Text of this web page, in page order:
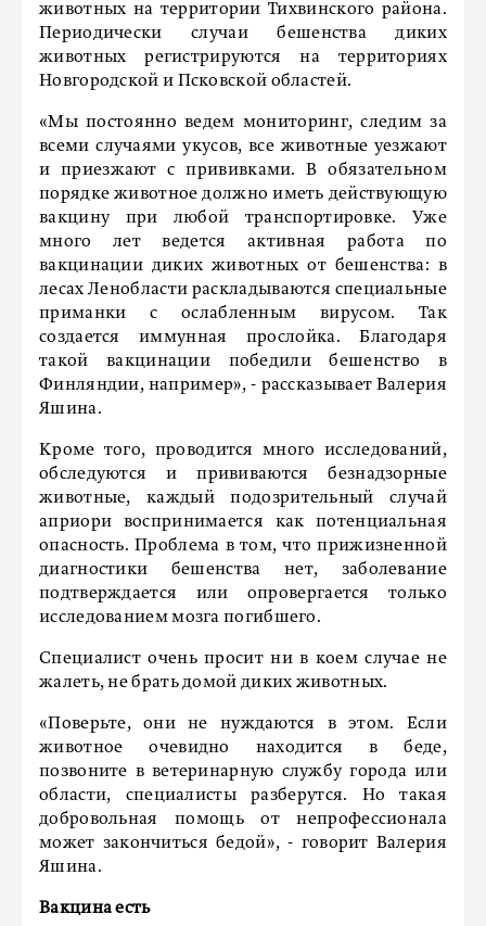
животных на территории Тихвинского района.
Периодически случаи бешенства диких
животных регистрируются на территориях
Новгородской и Псковской областей.
«Мы постоянно ведем мониторинг, следим за
всеми случаями укусов, все животные уезжают
и приезжают с прививками. В обязательном
порядке животное должно иметь действующую
вакцину при любой транспортировке. Уже
много лет ведется активная работа по
вакцинации диких животных от бешенства: в
лесах Ленобласти раскладываются специальные
приманки с ослабленным вирусом. Так
создается иммунная прослойка. Благодаря
такой вакцинации победили бешенство в
Финляндии, например», - рассказывает Валерия
Яшина.
Кроме того, проводится много исследований,
обследуются и прививаются безнадзорные
животные, каждый подозрительный случай
априори воспринимается как потенциальная
опасность. Проблема в том, что прижизненной
диагностики бешенства нет, заболевание
подтверждается или опровергается только
исследованием мозга погибшего.
Специалист очень просит ни в коем случае не
жалеть, не брать домой диких животных.
«Поверьте, они не нуждаются в этом. Если
животное очевидно находится в беде,
позвоните в ветеринарную службу города или
области, специалисты разберутся. Но такая
добровольная помощь от непрофессионала
может закончиться бедой», - говорит Валерия
Яшина.
Вакцина есть